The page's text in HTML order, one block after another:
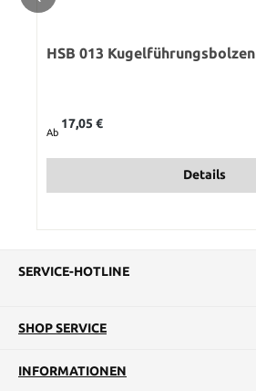
HSB 013 Kugelführungsbolzen
Ab
17,05 €
Details
SERVICE-HOTLINE
SHOP SERVICE
INFORMATIONEN